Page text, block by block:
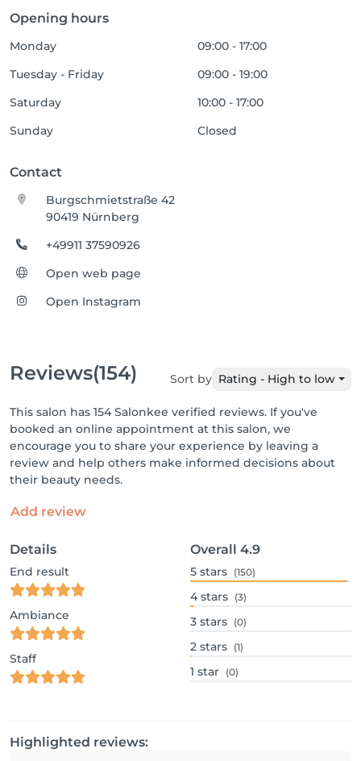
Opening hours
Monday
09:00 - 17:00
Tuesday - Friday
09:00 - 19:00
Saturday
10:00 - 17:00
Sunday
Closed
Contact
Burgschmietstraße 42
90419 Nürnberg
+49911 37590926
Open web page
Open Instagram
Reviews(154) Sort by Rating - High to low
This salon has 154 Salonkee verified reviews. If you've
booked an online appointment at this salon, we
encourage you to share your experience by leaving a
review and help others make informed decisions about
their beauty needs.
Add review
Details
End result
Ambiance
Staff
Overall 4.9
5 stars (150)
4 stars (3)
3 stars (0)
2 stars (1)
1 star (0)
Highlighted reviews: